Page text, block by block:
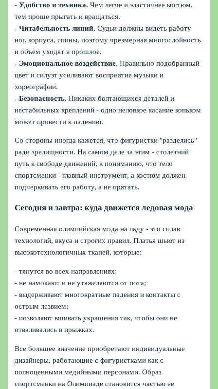
-Удобство и техника. Чем легче и эластичнее костюм,
тем проще прыгать и вращаться.
-Читабельность линий. Судьи должны видеть работу
ног, корпуса, спины, поэтому чрезмерная многослойность
и объем уходят в прошлое.
- Эмоциональное воздействие. Правильно подобранный
цвет и силуэт усиливают восприятие музыки и
хореографии.
-Безопасность. Никаких болтающихся деталей и
нестабильных креплений - одно неловкое касание коньком
может привести к падению.
Со стороны иногда кажется, что фигуристки "разделись"
ради зрелищности. На самом деле за этим - столетний
путь к свободе движений, к пониманию, что тело
спортсменки - главный инструмент, а костюм должен
подчеркивать его работу, а не прятать.
Сегодня и завтра: куда движется ледовая мода
Современная олимпийская мода на льду - это сплав
технологий, вкуса и строгих правил. Платья шьют из
высокотехнологичных тканей, которые:
- тянутся во всех направлениях;
- не намокают и не утяжеляются от пота;
- выдерживают многократные падения и контакты с
острым лезвием;
- позволяют вшивать украшения так, чтобы они не
отваливались в прыжках.
Все большее значение приобретают индивидуальные
дизайнеры, работающие с фигуристками как с
полноценными медийными персонами. Образ
спортсменки на Олимпиаде становится частью ее